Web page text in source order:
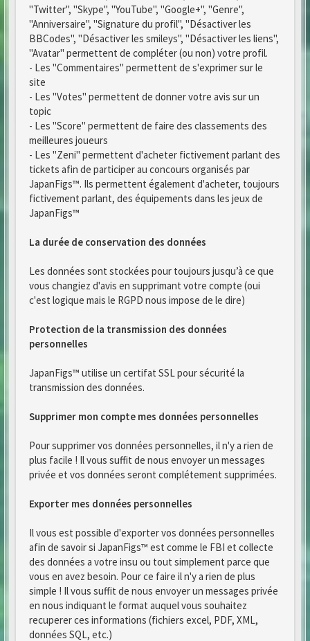
"Twitter", "Skype", "YouTube", "Google+", "Genre",
"Anniversaire", "Signature du profil", "Désactiver les
BBCodes", "Désactiver les smileys", "Désactiver les liens",
"Avatar" permettent de compléter (ou non) votre profil.
- Les "Commentaires" permettent de s'exprimer sur le
site
- Les "Votes" permettent de donner votre avis sur un
topic
- Les "Score" permettent de faire des classements des
meilleures joueurs
- Les "Zeni" permettent d'acheter fictivement parlant des
tickets afin de participer au concours organisés par
JapanFigs™. Ils permettent également d'acheter, toujours
fictivement parlant, des équipements dans les jeux de
JapanFigs™
La durée de conservation des données
Les données sont stockées pour toujours jusqu’à ce que
vous changiez d'avis en supprimant votre compte (oui
c'est logique mais le RGPD nous impose de le dire)
Protection de la transmission des données
personnelles
JapanFigs™ utilise un certifat SSL pour sécurité la
transmission des données.
Supprimer mon compte mes données personnelles
Pour supprimer vos données personnelles, il n'y a rien de
plus facile ! Il vous suffit de nous envoyer un messages
privée et vos données seront complétement supprimées.
Exporter mes données personnelles
Il vous est possible d'exporter vos données personnelles
afin de savoir si JapanFigs™ est comme le FBI et collecte
des données a votre insu ou tout simplement parce que
vous en avez besoin. Pour ce faire il n'y a rien de plus
simple ! Il vous suffit de nous envoyer un messages privée
en nous indiquant le format auquel vous souhaitez
recuperer ces informations (fichiers excel, PDF, XML,
données SQL, etc.)